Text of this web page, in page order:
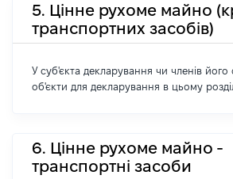
5. Цінне рухоме майно
транспортних засобів)
У суб'єкта декларування чи членів його
об'єкти для декларування в цьому
6. Цінне рухоме майно -
транспортні засоби